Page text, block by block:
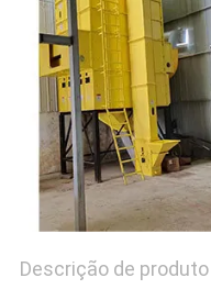
Descrição de produto